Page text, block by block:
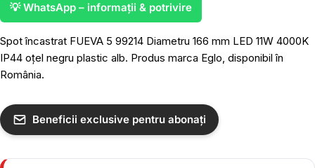
💡 WhatsApp – informații & potrivire
Spot încastrat FUEVA 5 99214 Diametru 166 mm LED 11W 4000K
IP44 oțel negru plastic alb. Produs marca Eglo, disponibil în
România.
Beneficii exclusive pentru abonați